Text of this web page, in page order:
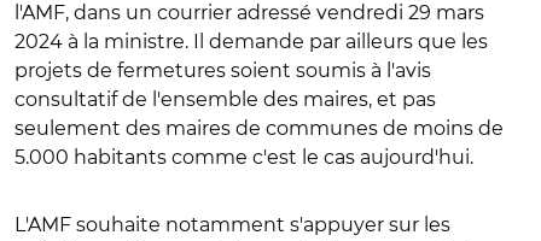
l'AMF, dans un courrier adressé vendredi 29 mars
2024 à la ministre. Il demande par ailleurs que les
projets de fermetures soient soumis à l'avis
consultatif de l'ensemble des maires, et pas
seulement des maires de communes de moins de
5.000 habitants comme c'est le cas aujourd'hui.
L'AMF souhaite notamment s'appuyer sur les